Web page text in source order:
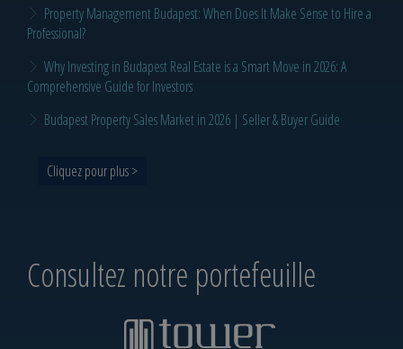
Property Management Budapest: When Does It Make Sense to Hire a
Professional?
Why Investing in Budapest Real Estate is a Smart Move in 2026: A
Comprehensive Guide for Investors
Budapest Property Sales Market in 2026 | Seller & Buyer Guide
Cliquez pour plus >
Consultez notre portefeuille